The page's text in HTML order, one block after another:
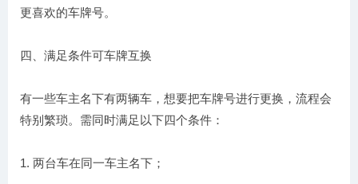
更喜欢的车牌号。
四、满足条件可车牌互换
有一些车主名下有两辆车，想要把车牌号进行更换，流程会
特别繁琐。需同时满足以下四个条件：
1. 两台车在同一车主名下；